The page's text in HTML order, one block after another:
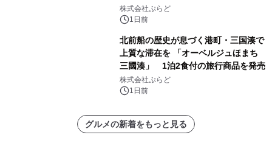
サウナも 「THE BOXY AWAJI」のお
得な素泊まり連泊プランで
株式会社ぷらど
1日前
北前船の歴史が息づく港町・三国湊で
上質な滞在を 「オーベルジュほまち
三國湊」 1泊2食付の旅行商品を発売
株式会社ぷらど
1日前
グルメの新着をもっと見る